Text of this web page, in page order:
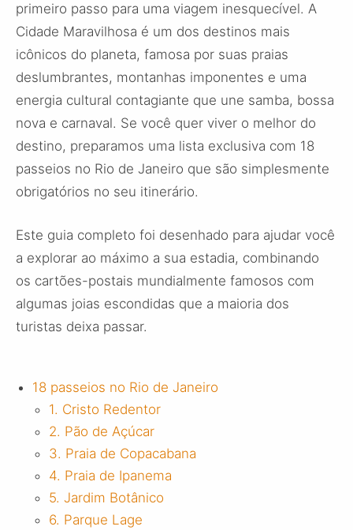
primeiro passo para uma viagem inesquecível. A
Cidade Maravilhosa é um dos destinos mais
icônicos do planeta, famosa por suas praias
deslumbrantes, montanhas imponentes e uma
energia cultural contagiante que une samba, bossa
nova e carnaval. Se você quer viver o melhor do
destino, preparamos uma lista exclusiva com 18
passeios no Rio de Janeiro que são simplesmente
obrigatórios no seu itinerário.
Este guia completo foi desenhado para ajudar você
a explorar ao máximo a sua estadia, combinando
os cartões-postais mundialmente famosos com
algumas joias escondidas que a maioria dos
turistas deixa passar.
18 passeios no Rio de Janeiro
1. Cristo Redentor
2. Pão de Açúcar
3. Praia de Copacabana
4. Praia de Ipanema
5. Jardim Botânico
6. Parque Lage